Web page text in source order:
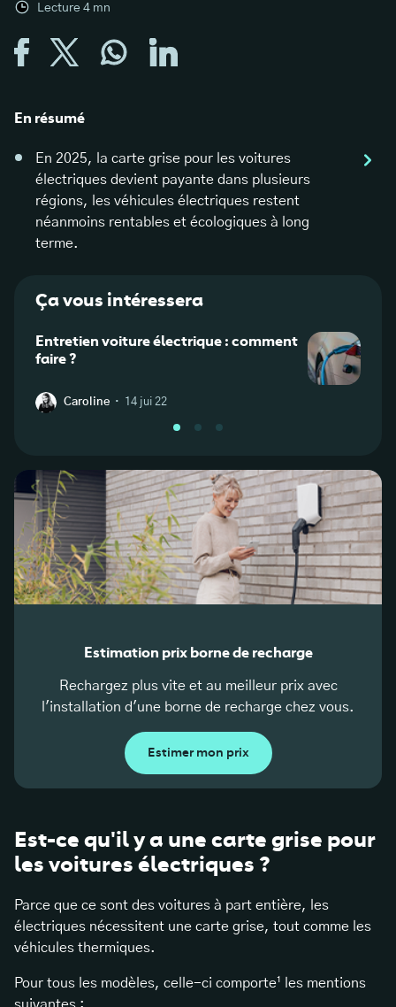
Lecture 4 mn
En résumé
En 2025, la carte grise pour les voitures
électriques devient payante dans plusieurs
régions, les véhicules électriques restent
néanmoins rentables et écologiques à long
terme.
Ça vous intéressera
Entretien voiture électrique : comment
faire ?
Caroline · 14 jui 22
Estimation prix borne de recharge
Rechargez plus vite et au meilleur prix avec
l'installation d'une borne de recharge chez vous.
Estimer mon prix
Est-ce qu'il y a une carte grise pour
les voitures électriques ?
Parce que ce sont des voitures à part entière, les
électriques nécessitent une carte grise, tout comme les
véhicules thermiques.
Pour tous les modèles, celle-ci comporte¹ les mentions
suivantes :